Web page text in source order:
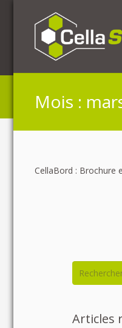
Mois :
CellaBord : Brochure
Rechercher :
Articles